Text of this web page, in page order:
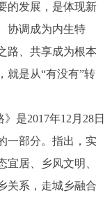
的发展，是体现新
协调成为内生特
路、共享成为根本
就是从“有没有”转
是2017年12月28日
一部分。指出，实
居、乡风文明、
关系，走城乡融合